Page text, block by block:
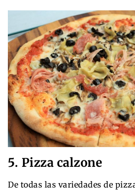
5. Pizza calzone
De todas las variedades de